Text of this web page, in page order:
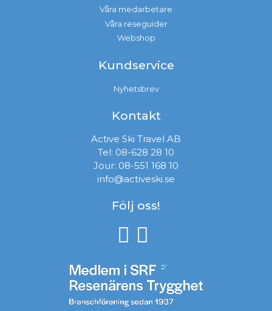
Våra medarbetare
Våra reseguider
Webshop
Kundservice
Nyhetsbrev
Kontakt
Active Ski Travel AB
Tel: 08-628 28 10
Jour: 08-551 168 10
info@activeski.se
Följ oss!